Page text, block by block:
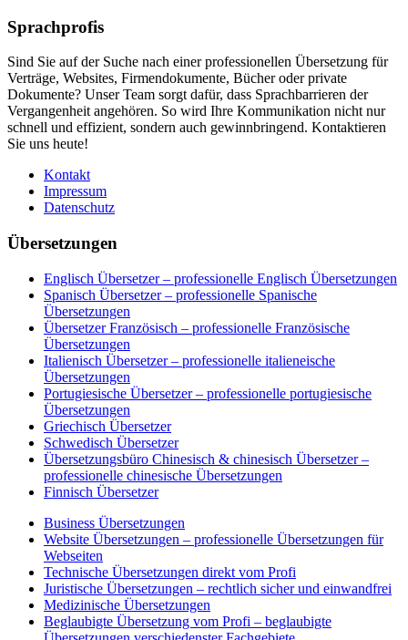
Sprachprofis
Sind Sie auf der Suche nach einer professionellen Übersetzung für
Verträge, Websites, Firmendokumente, Bücher oder private
Dokumente? Unser Team sorgt dafür, dass Sprachbarrieren der
Vergangenheit angehören. So wird Ihre Kommunikation nicht nur
schnell und effizient, sondern auch gewinnbringend. Kontaktieren
Sie uns heute!
Kontakt
Impressum
Datenschutz
Übersetzungen
Englisch Übersetzer – professionelle Englisch Übersetzungen
Spanisch Übersetzer – professionelle Spanische
Übersetzungen
Übersetzer Französisch – professionelle Französische
Übersetzungen
Italienisch Übersetzer – professionelle italieneische
Übersetzungen
Portugiesische Übersetzer – professionelle portugiesische
Übersetzungen
Griechisch Übersetzer
Schwedisch Übersetzer
Übersetzungsbüro Chinesisch & chinesisch Übersetzer –
professionelle chinesische Übersetzungen
Finnisch Übersetzer
Business Übersetzungen
Website Übersetzungen – professionelle Übersetzungen für
Webseiten
Technische Übersetzungen direkt vom Profi
Juristische Übersetzungen – rechtlich sicher und einwandfrei
Medizinische Übersetzungen
Beglaubigte Übersetzung vom Profi – beglaubigte